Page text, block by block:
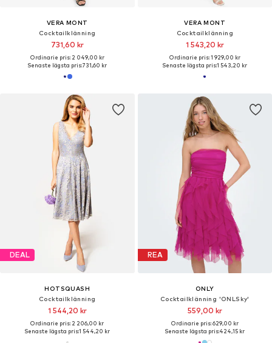
VERA MONT
Cocktailklänning
731,60 kr
Ordinarie pris: 2 049,00 kr
Senaste lägsta pris:731,60 kr
VERA MONT
Cocktailklänning
1 543,20 kr
Ordinarie pris: 1 929,00 kr
Senaste lägsta pris:1 543,20 kr
DEAL
HOTSQUASH
Cocktailklänning
1 544,20 kr
Ordinarie pris: 2 206,00 kr
Senaste lägsta pris:1 544,20 kr
REA
ONLY
Cocktailklänning 'ONLSky'
559,00 kr
Ordinarie pris: 629,00 kr
Senaste lägsta pris:424,15 kr